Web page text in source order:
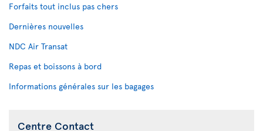
Forfaits tout inclus pas chers
Dernières nouvelles
NDC Air Transat
Repas et boissons à bord
Informations générales sur les bagages
Centre Contact